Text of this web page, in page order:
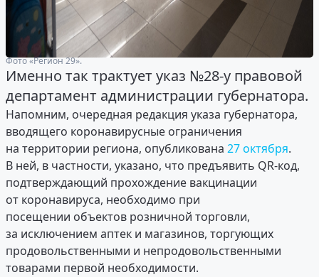
Фото «Регион 29».
Именно так трактует указ №28-у правовой
департамент администрации губернатора.
Напомним, очередная редакция указа губернатора,
вводящего коронавирусные ограничения
на территории региона, опубликована 27 октября.
В ней, в частности, указано, что предъявить QR-код,
подтверждающий прохождение вакцинации
от коронавируса, необходимо при
посещении объектов розничной торговли,
за исключением аптек и магазинов, торгующих
продовольственными и непродовольственными
товарами первой необходимости.